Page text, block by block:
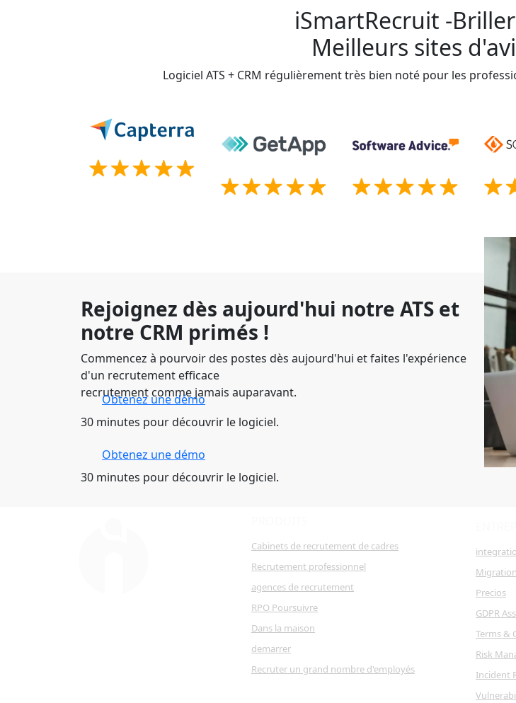
iSmartRecruit -
Meilleurs sites
Logiciel ATS + CRM régulièrement très bien noté pour les
Rejoignez dès aujourd'hui notre ATS et
notre CRM primés !
Commencez à pourvoir des postes dès aujourd'hui et faites l'expérience
d'un recrutement efficace
recrutement comme jamais auparavant.
Obtenez une démo
30 minutes pour découvrir le logiciel.
Obtenez une démo
30 minutes pour découvrir le logiciel.
Cabinets de recrutement de cadres
Recrutement professionnel
agences de recrutement
RPO Poursuivre
Dans la maison
demarrer
Recruter un grand nombre d'employés
Precios
GDPR
Terms &
Risk
Incident